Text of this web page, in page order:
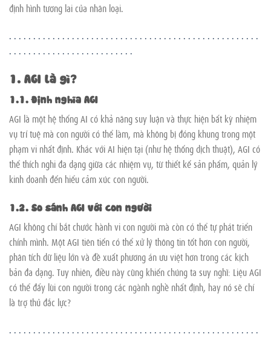
định hình tương lai của nhân loại.
. . . . . . . . . . . . . . . . . . . . . . . . . . . . . . . . . . . . . . . . . . . . . . . . . . . .
. . . . . . . . . . . . . . . . . . . . . . . . . .
1. AGI là gì?
1.1. Định nghĩa AGI
AGI là một hệ thống AI có khả năng suy luận và thực hiện bất kỳ nhiệm
vụ trí tuệ mà con người có thể làm, mà không bị đóng khung trong một
phạm vi nhất định. Khác với AI hiện tại (như hệ thống dịch thuật), AGI có
thể thích nghi đa dạng giữa các nhiệm vụ, từ thiết kế sản phẩm, quản lý
kinh doanh đến hiểu cảm xúc con người.
1.2. So sánh AGI với con người
AGI không chỉ bắt chước hành vi con người mà còn có thể tự phát triển
chính mình. Một AGI tiên tiến có thể xử lý thông tin tốt hơn con người,
phân tích dữ liệu lớn và đề xuất phương án ưu việt hơn trong các kịch
bản đa dạng. Tuy nhiên, điều này cũng khiến chúng ta suy nghĩ: Liệu AGI
có thể đẩy lùi con người trong các ngành nghề nhất định, hay nó sẽ chỉ
là trợ thủ đắc lực?
. . . . . . . . . . . . . . . . . . . . . . . . . . . . . . . . . . . . . . . . . . . . . . . . . . . .